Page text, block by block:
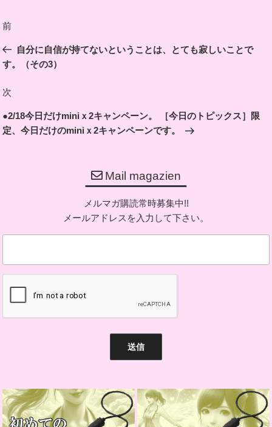
稿
ナ
ビ
ゲ
シ
ョ
前
投
稿
前
自分に自信が持てないということは、とても寂しいことで
す。（その3）
次
投
稿
次
●2/18今日だけminiｘ2キャンペーン。 ［今日のトピックス］限
定、今日だけのminiｘ2キャンペーンです。
Mail magazien
メルマガ購読常時募集中!!
メールアドレスを入力して下さい。